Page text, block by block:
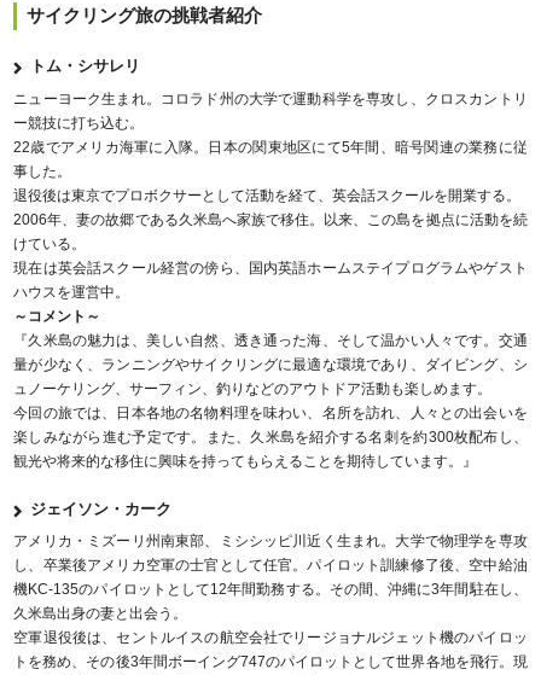
サイクリング旅の挑戦者紹介
トム・シサレリ
ニューヨーク生まれ。コロラド州の大学で運動科学を専攻し、クロスカントリ
ー競技に打ち込む。
22歳でアメリカ海軍に入隊。日本の関東地区にて5年間、暗号関連の業務に従
事した。
退役後は東京でプロボクサーとして活動を経て、英会話スクールを開業する。
2006年、妻の故郷である久米島へ家族で移住。以来、この島を拠点に活動を続
けている。
現在は英会話スクール経営の傍ら、国内英語ホームステイプログラムやゲスト
ハウスを運営中。
～コメント～
『久米島の魅力は、美しい自然、透き通った海、そして温かい人々です。交通
量が少なく、ランニングやサイクリングに最適な環境であり、ダイビング、シ
ュノーケリング、サーフィン、釣りなどのアウトドア活動も楽しめます。
今回の旅では、日本各地の名物料理を味わい、名所を訪れ、人々との出会いを
楽しみながら進む予定です。また、久米島を紹介する名刺を約300枚配布し、
観光や将来的な移住に興味を持ってもらえることを期待しています。』
ジェイソン・カーク
アメリカ・ミズーリ州南東部、ミシシッピ川近く生まれ。大学で物理学を専攻
し、卒業後アメリカ空軍の士官として任官。パイロット訓練修了後、空中給油
機KC-135のパイロットとして12年間勤務する。その間、沖縄に3年間駐在し、
久米島出身の妻と出会う。
空軍退役後は、セントルイスの航空会社でリージョナルジェット機のパイロッ
トを務め、その後3年間ボーイング747のパイロットとして世界各地を飛行。現